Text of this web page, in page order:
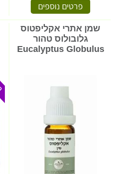
פרטים נוספים
שמן אתרי אקליפטוס
גלובולוס טהור
Eucalyptus Globulus